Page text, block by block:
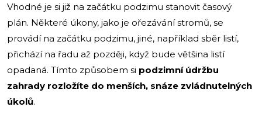
Vhodné je si již na začátku podzimu stanovit časový
plán. Některé úkony, jako je ořezávání stromů, se
provádí na začátku podzimu, jiné, například sběr listí,
přichází na řadu až později, když bude většina listí
opadaná. Tímto způsobem si podzimní údržbu
zahrady rozložíte do menších, snáze zvládnutelných
úkolů.